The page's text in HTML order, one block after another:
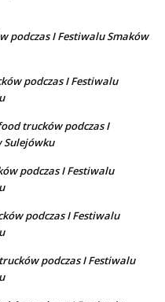
podczas I Festiwalu Smaków
podczas I Festiwalu
trucków podczas I
Sulejówku
podczas I Festiwalu
podczas I Festiwalu
podczas I Festiwalu